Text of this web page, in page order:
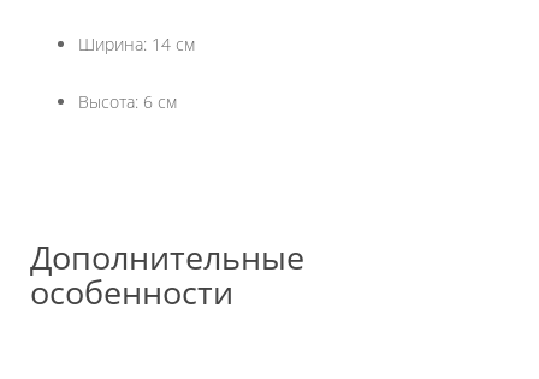
Ширина: 14 см
Высота: 6 см
Дополнительные
особенности